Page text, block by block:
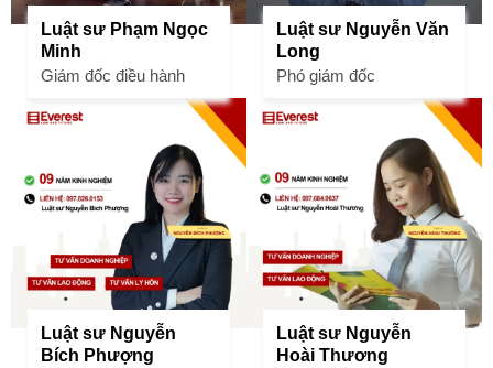
Luật sư Phạm Ngọc
Minh
Giám đốc điều hành
Luật sư Nguyễn Văn
Long
Phó giám đốc
Luật sư Nguyễn
Bích Phượng
Luật sư Nguyễn
Hoài Thương